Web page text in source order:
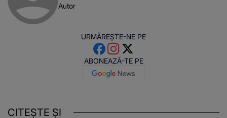
Autor
URMĂREȘTE-NE PE
ABONEAZĂ-TE PE
CITEȘTE ȘI